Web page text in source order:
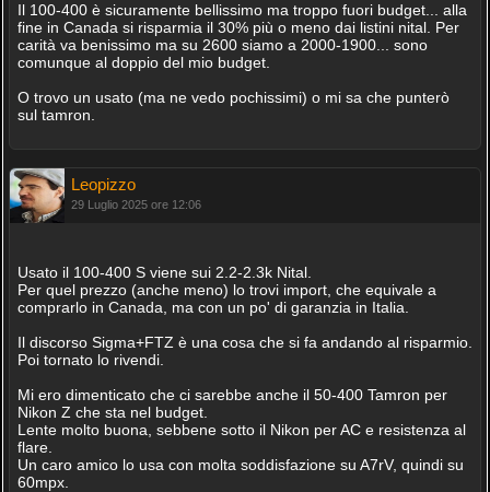
Il 100-400 è sicuramente bellissimo ma troppo fuori budget... alla
fine in Canada si risparmia il 30% più o meno dai listini nital. Per
carità va benissimo ma su 2600 siamo a 2000-1900... sono
comunque al doppio del mio budget.
O trovo un usato (ma ne vedo pochissimi) o mi sa che punterò
sul tamron.
Leopizzo
29 Luglio 2025 ore 12:06
Usato il 100-400 S viene sui 2.2-2.3k Nital.
Per quel prezzo (anche meno) lo trovi import, che equivale a
comprarlo in Canada, ma con un po' di garanzia in Italia.
Il discorso Sigma+FTZ è una cosa che si fa andando al risparmio.
Poi tornato lo rivendi.
Mi ero dimenticato che ci sarebbe anche il 50-400 Tamron per
Nikon Z che sta nel budget.
Lente molto buona, sebbene sotto il Nikon per AC e resistenza al
flare.
Un caro amico lo usa con molta soddisfazione su A7rV, quindi su
60mpx.